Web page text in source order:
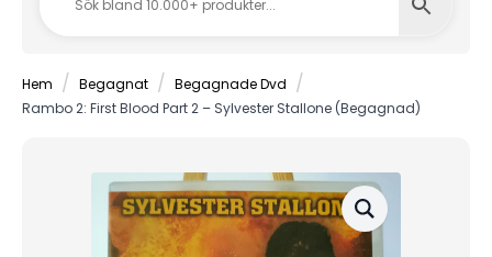
Hem Begagnat
Begagnade Dvd
Rambo 2: First Blood Part 2 – Sylvester Stallone (Begagnad)